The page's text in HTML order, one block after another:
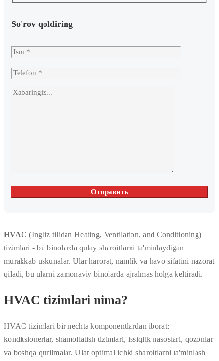
So'rov qoldiring
HVAC (Ingliz tilidan Heating, Ventilation, and Conditioning)
tizimlari - bu binolarda qulay sharoitlarni ta'minlaydigan
murakkab uskunalar. Ular harorat, namlik va havo sifatini nazorat
qiladi, bu ularni zamonaviy binolarda ajralmas holga keltiradi.
HVAC tizimlari nima?
HVAC tizimlari bir nechta komponentlardan iborat:
konditsionerlar, shamollatish tizimlari, issiqlik nasoslari, qozonlar
va boshqa qurilmalar. Ular optimal ichki sharoitlarni ta'minlash